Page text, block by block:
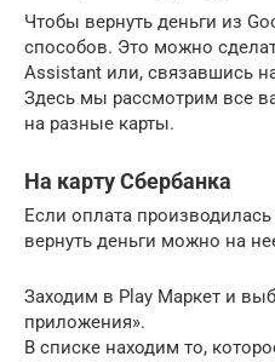
Чтобы вернуть деньги из
способов. Это можно
Assistant или, связавшись
Здесь мы рассмотрим все
на разные карты.
На карту Сбербанка
Если оплата
вернуть деньги можно на
Заходим в Play Маркет и
приложения».
В списке находим то,